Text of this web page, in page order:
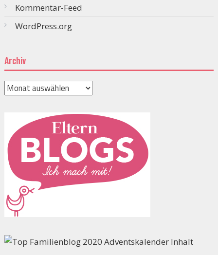
Kommentar-Feed
WordPress.org
Archiv
Archiv